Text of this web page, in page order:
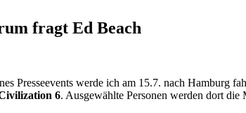
fragt Ed Beach
Presseevents werde ich am 15.7. nach
6. Ausgewählte Personen werden dort